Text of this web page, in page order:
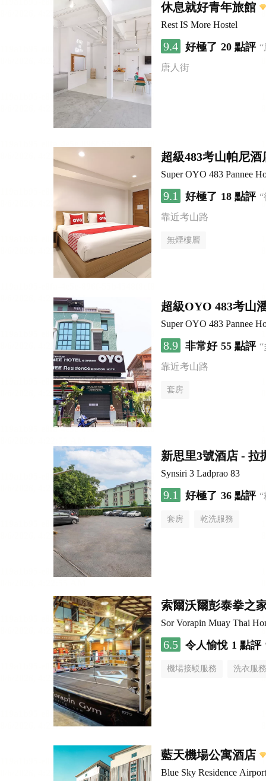
休息就好青年旅館
Rest IS More Hostel
9.4 好極了 20 點評
唐人街
超級483考山帕尼酒
Super OYO 483 Pannee
9.1 好極了 18 點評
靠近考山路
無煙樓層
超級OYO 483考山
Super OYO 483 Pannee
8.9 非常好 55 點評
靠近考山路
套房
新思里3號酒店 - 拉
Synsiri 3 Ladprao 83
9.1 好極了 36 點評
套房 乾洗服務
索爾沃爾彭泰拳之
Sor Vorapin Muay Thai
6.5 令人愉悅 1 點評
機場接駁服務 洗衣服務
藍天機場公寓酒店
Blue Sky Residence Airport